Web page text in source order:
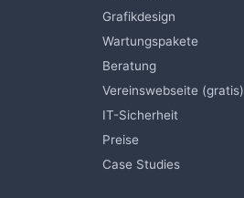
Grafikdesign
Wartungspakete
Beratung
Vereinswebseite (gratis)
IT-Sicherheit
Preise
Case Studies